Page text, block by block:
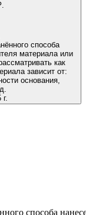
способа
материала или
как
зависит от:
основания,
способа